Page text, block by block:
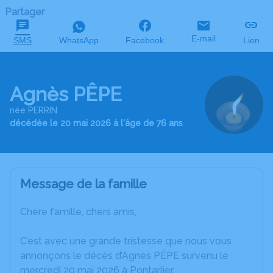
Partager
SMS WhatsApp Facebook E-mail Lien
Agnès PÊPE
née PERRIN
décédée le 20 mai 2026 à l'âge de 76 ans
Message de la famille
Chère famille, chers amis,
C’est avec une grande tristesse que nous vous
annonçons le décès d’Agnès PÊPE survenu le
mercredi 20 mai 2026 à Pontarlier.